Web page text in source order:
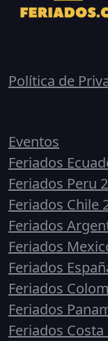
Política de
Eventos
Feriados
Feriados Peru
Feriados Chile
Feriados
Feriados
Feriados
Feriados
Feriados
Feriados Costa